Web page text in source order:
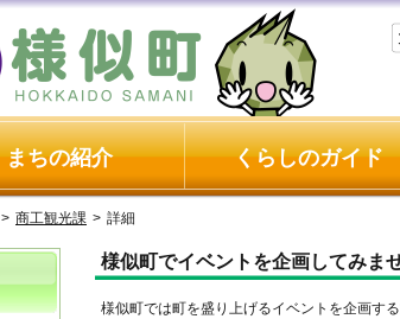
まちの紹介 くらしのガイド
> 商工観光課 > 詳細
様似町でイベントを企画してみま
様似町では町を盛り上げるイベントを企画す